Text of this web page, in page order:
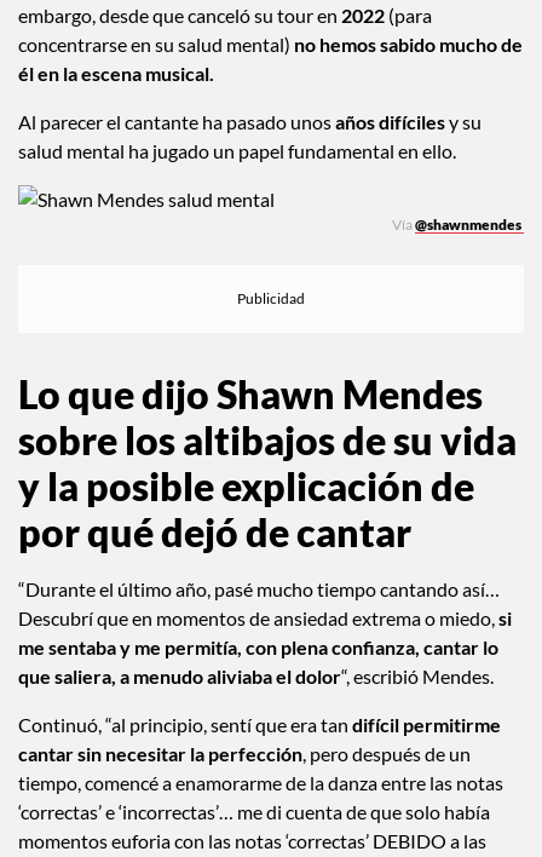
embargo, desde que canceló su tour en 2022 (para
concentrarse en su salud mental) no hemos sabido mucho de
él en la escena musical.
Al parecer el cantante ha pasado unosaños difícilesy su
salud mental ha jugado un papel fundamental en ello.
Vía@shawnmendes
Lo que dijo Shawn Mendes
sobre los altibajos de su vida
y la posible explicación de
por qué dejó de cantar
“Durante el último año, pasé mucho tiempo cantando así…
Descubrí que en momentos de ansiedad extrema o miedo,si
me sentaba y me permitía, con plena confianza, cantar lo
que saliera, a menudo aliviaba el dolor“, escribió Mendes.
Continuó, “al principio, sentí que era tan difícil permitirme
cantar sin necesitar la perfección, pero después de un
tiempo, comencé a enamorarme de la danza entre las notas
‘correctas’ e ‘incorrectas’… me di cuenta de que solo había
momentos euforia con las notas ‘correctas’ DEBIDO a las